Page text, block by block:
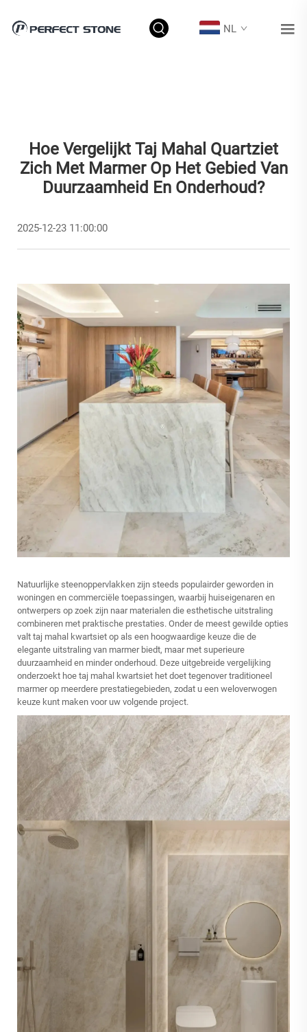
NL
Hoe Vergelijkt Taj Mahal Quartziet
Zich Met Marmer Op Het Gebied Van
Duurzaamheid En Onderhoud?
2025-12-23 11:00:00
Natuurlijke steenoppervlakken zijn steeds populairder geworden in
woningen en commerciële toepassingen, waarbij huiseigenaren en
ontwerpers op zoek zijn naar materialen die esthetische uitstraling
combineren met praktische prestaties. Onder de meest gewilde opties
valt taj mahal kwartsiet op als een hoogwaardige keuze die de
elegante uitstraling van marmer biedt, maar met superieure
duurzaamheid en minder onderhoud. Deze uitgebreide vergelijking
onderzoekt hoe taj mahal kwartsiet het doet tegenover traditioneel
marmer op meerdere prestatiegebieden, zodat u een weloverwogen
keuze kunt maken voor uw volgende project.